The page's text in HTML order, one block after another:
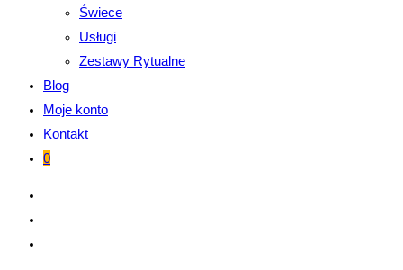
Świece
Usługi
Zestawy Rytualne
Blog
Moje konto
Kontakt
0